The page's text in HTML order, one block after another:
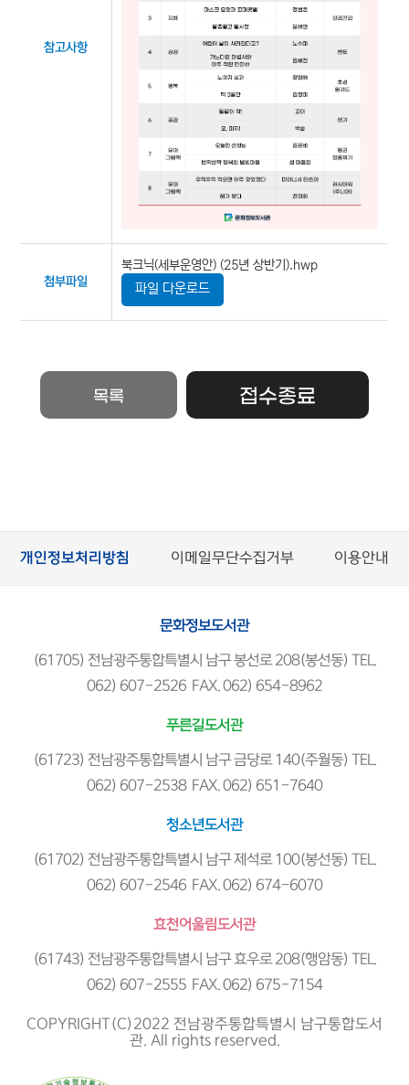
참고사항
첨부파일
북크닉(세부운영안) (25년 상반기).hwp
파일 다운로드
목록 접수종료
개인정보처리방침 이메일무단수집거부 이용안내
문화정보도서관
(61705) 전남광주통합특별시 남구 봉선로 208(봉선동) TEL.
062) 607-2526 FAX. 062) 654-8962
푸른길도서관
(61723) 전남광주통합특별시 남구 금당로 140(주월동) TEL.
062) 607-2538 FAX. 062) 651-7640
청소년도서관
(61702) 전남광주통합특별시 남구 제석로 100(봉선동) TEL.
062) 607-2546 FAX. 062) 674-6070
효천어울림도서관
(61743) 전남광주통합특별시 남구 효우로 208(행암동) TEL.
062) 607-2555 FAX. 062) 675-7154
COPYRIGHT(C)2022 전남광주통합특별시 남구통합도서
관. All rights reserved.